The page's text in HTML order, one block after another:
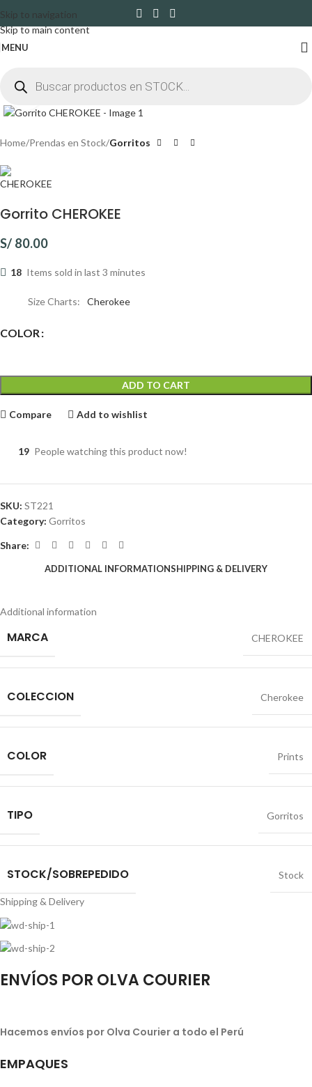
Skip to navigation
Skip to main content
MENU
Click to enlarge
Home Prendas en Stock Gorritos
Gorrito CHEROKEE
S/ 80.00
18 Items sold in last 3 minutes
Size Charts Cherokee
COLOR
ADD TO CART
Compare Add to wishlist
19 People watching this product now!
SKU: ST221
Category: Gorritos
Share:
ADDITIONAL INFORMATIONSHIPPING & DELIVERY
Additional information
MARCA CHEROKEE
COLECCION Cherokee
COLOR Prints
TIPO Gorritos
STOCK/SOBREPEDIDO Stock
Shipping & Delivery
ENVÍOS POR OLVA COURIER
Hacemos envíos por Olva Courier a todo el Perú
EMPAQUES